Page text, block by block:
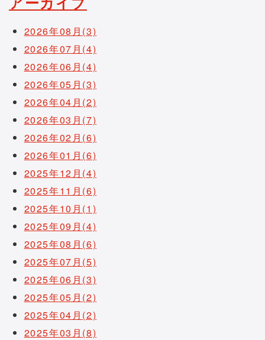
2026年08月(3)
2026年07月(4)
2026年06月(4)
2026年05月(3)
2026年04月(2)
2026年03月(7)
2026年02月(6)
2026年01月(6)
2025年12月(4)
2025年11月(6)
2025年10月(1)
2025年09月(4)
2025年08月(6)
2025年07月(5)
2025年06月(3)
2025年05月(2)
2025年04月(2)
2025年03月(8)